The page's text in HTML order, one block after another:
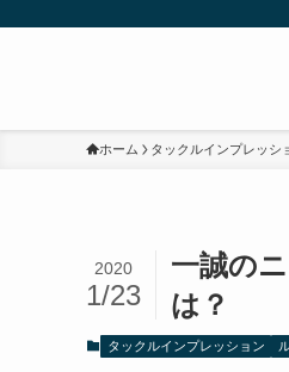
ホーム タックルインプレッシ
一誠の
は？
2020
1/23
タックルインプレッション